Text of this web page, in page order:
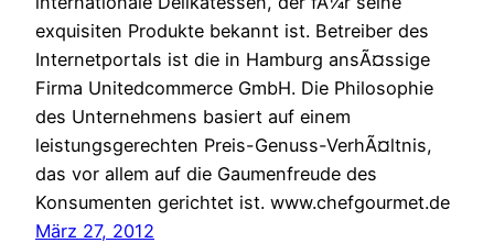
exquisiten Produkte bekannt ist. Betreiber des
Internetportals ist die in Hamburg ansÃ¤ssige
Firma Unitedcommerce GmbH. Die Philosophie
des Unternehmens basiert auf einem
leistungsgerechten Preis-Genuss-VerhÃ¤ltnis,
das vor allem auf die Gaumenfreude des
Konsumenten gerichtet ist. www.chefgourmet.de
März 27, 2012